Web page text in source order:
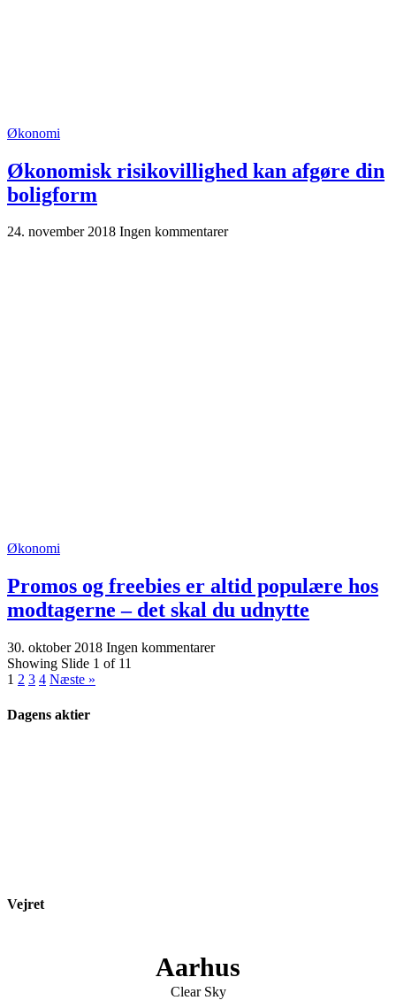
Økonomi
Økonomisk risikovillighed kan afgøre din
boligform
24. november 2018 Ingen kommentarer
Økonomi
Promos og freebies er altid populære hos
modtagerne – det skal du udnytte
30. oktober 2018 Ingen kommentarer
Showing Slide 1 of 11
1 2 3 4 Næste »
Dagens aktier
Vejret
Aarhus
Clear Sky